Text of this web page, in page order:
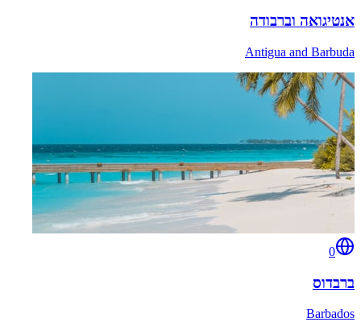
אנטיגואה וברבודה
Antigua and Barbuda
0
ברבדוס
Barbados